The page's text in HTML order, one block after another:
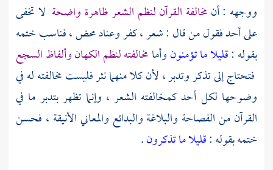
ووجهه : أنمخالفة القرآن لنظم الشعر ظاهرة واضحة لا تخفى
على أحد فقول من قال : شعر ، كفر وعناد محض ، فناسب ختمه
بقوله :قليلا ما تؤمنونوأمامخالفته لنظم الكهان وألفاظ السجع
فتحتاج إلى تذكر وتدبر ، لأن كلا منهما نثر فليست مخالفته له في
وضوحها لكل أحد كمخالفته الشعر ، وإنما تظهر بتدبر ما في
القرآن من الفصاحة والبلاغة والبدائع والمعاني الأنيقة ، فحسن
ختمه بقوله :قليلا ما تذكرون.